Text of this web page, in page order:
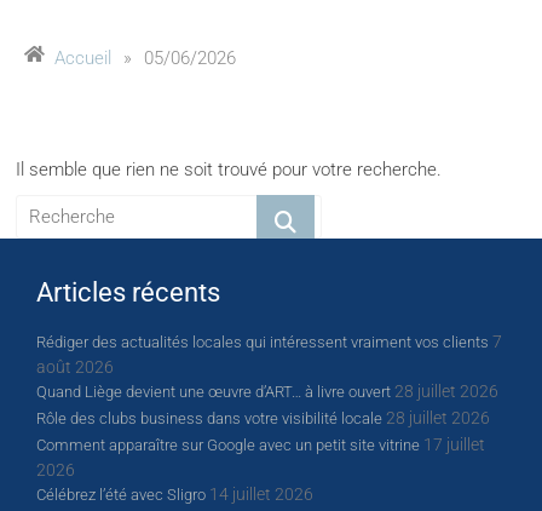
Accueil » 05/06/2026
Il semble que rien ne soit trouvé pour votre recherche.
Articles récents
Rédiger des actualités locales qui intéressent vraiment vos clients 7
août 2026
Quand Liège devient une œuvre d’ART… à livre ouvert 28 juillet 2026
Rôle des clubs business dans votre visibilité locale 28 juillet 2026
Comment apparaître sur Google avec un petit site vitrine 17 juillet
2026
Célébrez l’été avec Sligro 14 juillet 2026